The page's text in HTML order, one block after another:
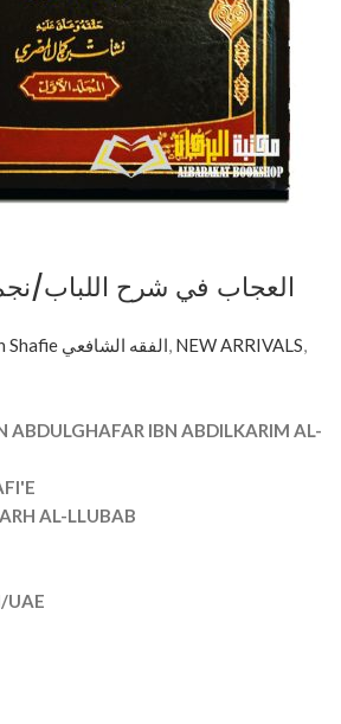
العجاب في شرح اللباب/نجم
Fiqh Shafie الفقه الشافعي NEW ARRIVALS
ABDULGHAFAR IBN ABDILKARIM AL-
AL-LLUBAB
UAE